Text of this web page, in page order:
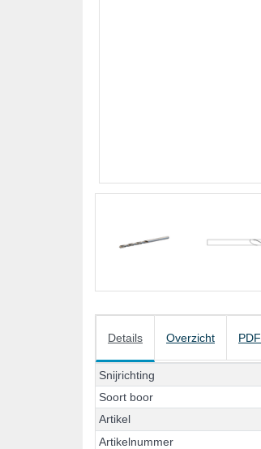
Details Overzicht PDF
Snijrichting
Soort boor
Artikel
Artikelnummer